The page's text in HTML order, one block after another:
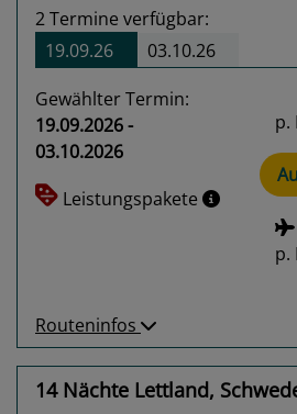
2Termine verfügbar:
19.09.26
03.10.26
Gewählter Termin:
19.09.2026 -
03.10.2026
Leistungspakete
p.
p.
Routeninfos
14 Nächte Lettland,